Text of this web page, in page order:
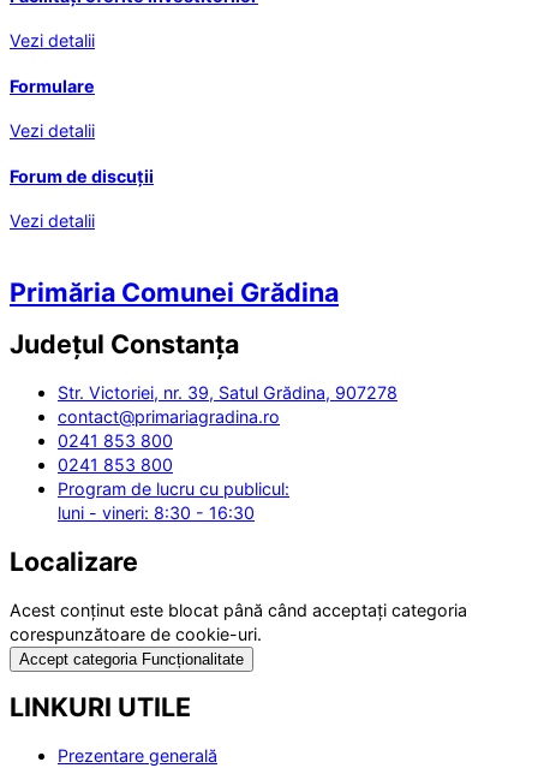
Vezi detalii
Formulare
Vezi detalii
Forum de discuții
Vezi detalii
Primăria Comunei Grădina
Județul Constanța
Str. Victoriei, nr. 39, Satul Grădina, 907278
contact@primariagradina.ro
0241 853 800
0241 853 800
Program de lucru cu publicul:
luni - vineri: 8:30 - 16:30
Localizare
Acest conținut este blocat până când acceptați categoria
corespunzătoare de cookie-uri.
Accept categoria Funcționalitate
LINKURI UTILE
Prezentare generală